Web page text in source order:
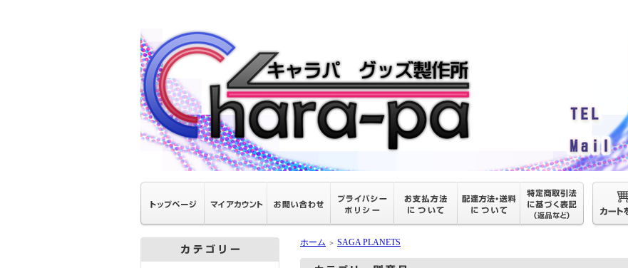
ホーム ＞ SAGA PLANETS